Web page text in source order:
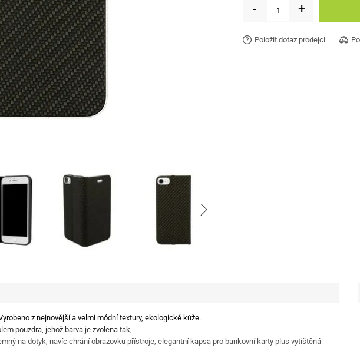
- +
Položit dotaz prodejci
z nejnovější a velmi módní textury, ekologické kůže.
pouzdra, jehož barva je zvolena tak,
na dotyk, navíc chrání obrazovku přístroje, elegantní kapsa pro bankovní karty plus vytištěná